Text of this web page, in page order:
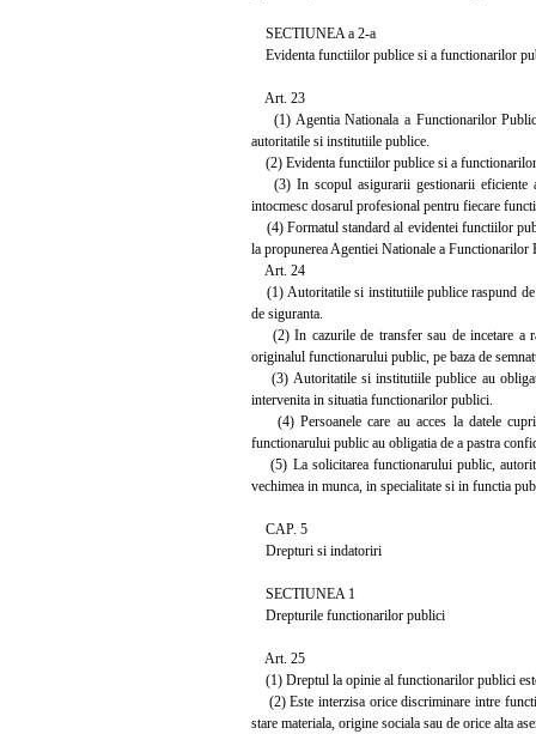
SECTIUNEA a 2-a
Evidenta functiilor publice si a functionarilor
Art. 23
(1) Agentia Nationala a Functionarilor
autoritatile si institutiile publice.
(2) Evidenta functiilor publice si a
(3) In scopul asigurarii gestionarii eficiente a
intocmesc dosarul profesional pentru fiecare
(4) Formatul standard al evidentei functiilor
la propunerea Agentiei Nationale a Functionarilor
Art. 24
(1) Autoritatile si institutiile publice raspund de
de siguranta.
(2) In cazurile de transfer sau de incetare a
originalul functionarului public, pe baza de
(3) Autoritatile si institutiile publice au
intervenita in situatia functionarilor publici.
(4) Persoanele care au acces la datele
functionarului public au obligatia de a pastra
(5) La solicitarea functionarului public,
vechimea in munca, in specialitate si in functia
CAP. 5
Drepturi si indatoriri
SECTIUNEA 1
Drepturile functionarilor publici
Art. 25
(1) Dreptul la opinie al functionarilor publici
(2) Este interzisa orice discriminare intre
stare materiala, origine sociala sau de orice alta